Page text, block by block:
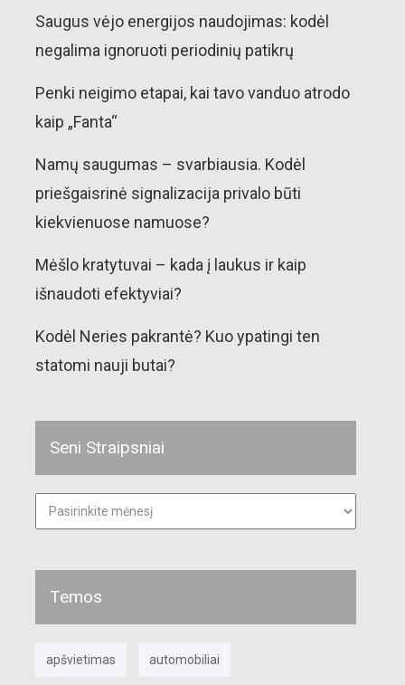
Saugus vėjo energijos naudojimas: kodėl
negalima ignoruoti periodinių patikrų
Penki neigimo etapai, kai tavo vanduo atrodo
kaip „Fanta“
Namų saugumas – svarbiausia. Kodėl
priešgaisrinė signalizacija privalo būti
kiekvienuose namuose?
Mėšlo kratytuvai – kada į laukus ir kaip
išnaudoti efektyviai?
Kodėl Neries pakrantė? Kuo ypatingi ten
statomi nauji butai?
Seni Straipsniai
Seni
straipsniai
Temos
apšvietimas automobiliai